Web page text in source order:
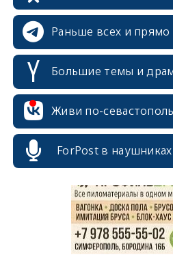
Раньше всех и прямо
Большие темы и
Живи по-
ForPost в наушниках